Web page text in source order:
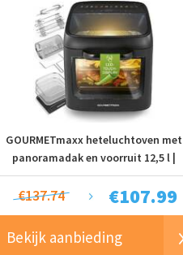
GOURMETmaxx heteluchtoven met
panoramadak en voorruit 12,5 l |
Heteluchtfriteuse met 9 functies |
Airfryer, friteuse en minibakoven in ??
Heteluchtfriteuse met
kleurpictogrammen
€107.99
€137.74
Bekijk aanbieding